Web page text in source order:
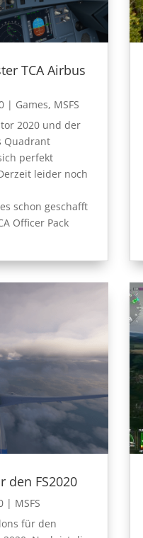
TCA Airbus
| Games, MSFS
2020 und der
Quadrant
perfekt
leider noch
schon geschafft
Officer Pack
den FS2020
| MSFS
für den